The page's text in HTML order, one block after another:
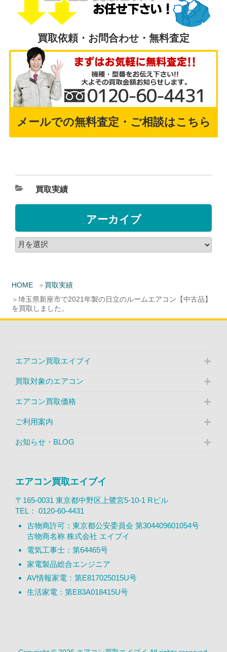
HOME
買取実績
埼玉県新座市で2021年製の日立のルームエアコン【中古品】
を買取しました。
買取依頼・お問合わせ・無料査定
メールでの無料査定・ご相談はこちら
買取実績
アーカイブ
エアコン買取エイブイ
買取対象のエアコン
エアコン買取価格
ご利用案内
お知らせ・BLOG
エアコン買取エイブイ
〒165-0031 東京都中野区上鷺宮5-10-1 Rビル
TEL： 0120-60-4431
古物商許可：東京都公安委員会 第304409601054号
古物商名称 株式会社 エイブイ
電気工事士：第64465号
家電製品総合エンジニア
AV情報家電：第E817025015U号
生活家電：第E83A018415U号